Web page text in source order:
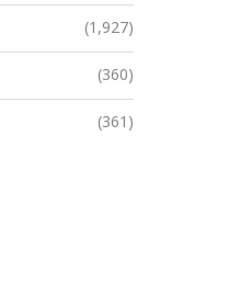
(1,927)
(360)
(361)